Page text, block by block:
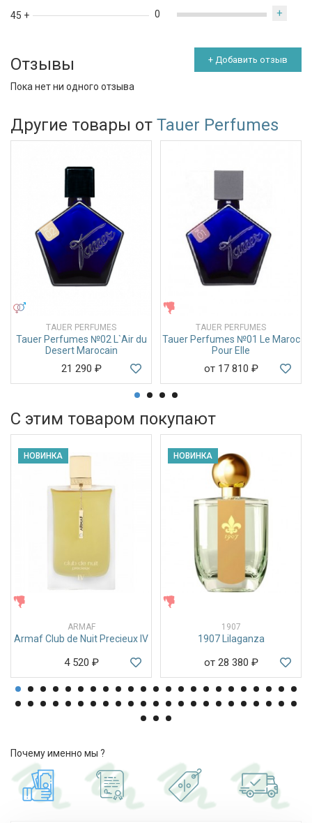
45 +
0 +
Отзывы + Добавить отзыв
Пока нет ни одного отзыва
Другие товары от Tauer Perfumes
TAUER PERFUMES
Tauer Perfumes №02 L`Air du
Desert Marocain
21 290 ₽
TAUER PERFUMES
Tauer Perfumes №01 Le Maroc
Pour Elle
от 17 810 ₽
С этим товаром покупают
НОВИНКА
ARMAF
Armaf Club de Nuit Precieux IV
4 520 ₽
НОВИНКА
1907
1907 Lilaganza
от 28 380 ₽
Почему именно мы ?